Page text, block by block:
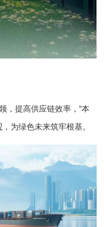
，提高供应链效率，“本
为绿色未来筑牢根基。